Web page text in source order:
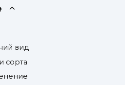
вид
сорта